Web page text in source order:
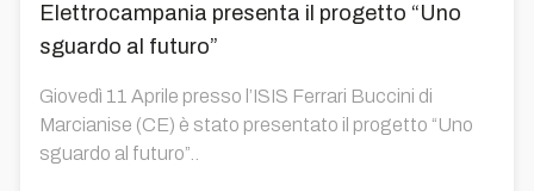
Elettrocampania presenta il progetto “Uno
sguardo al futuro”
Giovedì 11 Aprile presso l’ISIS Ferrari Buccini di
Marcianise (CE) è stato presentato il progetto “Uno
sguardo al futuro”..